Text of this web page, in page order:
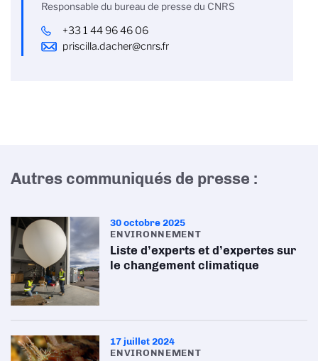
Responsable du bureau de presse du CNRS
+33 1 44 96 46 06
priscilla.dacher@cnrs.fr
Autres communiqués de presse :
30 octobre 2025
ENVIRONNEMENT
Liste d’experts et d’expertes sur
le changement climatique
17 juillet 2024
ENVIRONNEMENT